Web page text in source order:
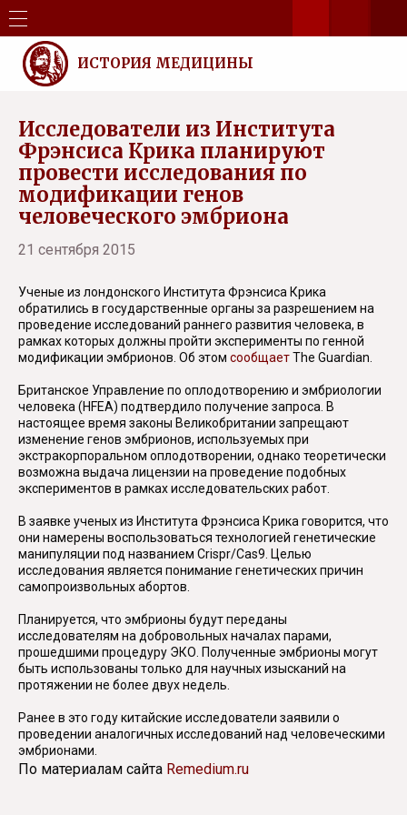
ИСТОРИЯ МЕДИЦИНЫ
Исследователи из Института
Фрэнсиса Крика планируют
провести исследования по
модификации генов
человеческого эмбриона
21 сентября 2015
Ученые из лондонского Института Фрэнсиса Крика
обратились в государственные органы за разрешением на
проведение исследований раннего развития человека, в
рамках которых должны пройти эксперименты по генной
модификации эмбрионов. Об этом сообщаетThe Guardian.
Британское Управление по оплодотворению и эмбриологии
человека (HFEA) подтвердило получение запроса. В
настоящее время законы Великобритании запрещают
изменение генов эмбрионов, используемых при
экстракорпоральном оплодотворении, однако теоретически
возможна выдача лицензии на проведение подобных
экспериментов в рамках исследовательских работ.
В заявке ученых из Института Фрэнсиса Крика говорится, что
они намерены воспользоваться технологией генетические
манипуляции под названием Crispr/Cas9. Целью
исследования является понимание генетических причин
самопроизвольных абортов.
Планируется, что эмбрионы будут переданы
исследователям на добровольных началах парами,
прошедшими процедуру ЭКО. Полученные эмбрионы могут
быть использованы только для научных изысканий на
протяжении не более двух недель.
Ранее в это году китайские исследователи заявили о
проведении аналогичных исследований над человеческими
эмбрионами.
По материалам сайта Remedium.ru